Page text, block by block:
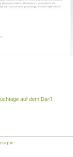
auf dem Darß